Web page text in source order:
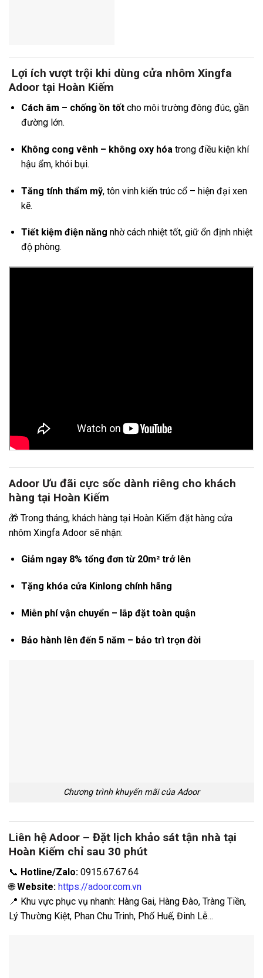
Lợi ích vượt trội khi dùng cửa nhôm Xingfa
Adoor tại Hoàn Kiếm
Cách âm – chống ồn tốtcho môi trường đông đúc, gần
đường lớn.
Không cong vênh – không oxy hóatrong điều kiện khí
hậu ẩm, khói bụi.
Tăng tính thẩm mỹ, tôn vinh kiến trúc cổ – hiện đại xen
kẽ.
Tiết kiệm điện năng nhờ cách nhiệt tốt, giữ ổn định nhiệt
độ phòng.
Adoor Ưu đãi cực sốc dành riêng cho khách
hàng tại Hoàn Kiếm
🎁 Trong tháng, khách hàng tại Hoàn Kiếm đặt hàng cửa
nhôm Xingfa Adoor sẽ nhận:
Giảm ngay 8% tổng đơn từ 20m² trở lên
Tặng khóa cửa Kinlong chính hãng
Miễn phí vận chuyển – lắp đặt toàn quận
Bảo hành lên đến 5 năm – bảo trì trọn đời
Chương trình khuyến mãi của Adoor
Liên hệ Adoor – Đặt lịch khảo sát tận nhà tại
Hoàn Kiếm chỉ sau 30 phút
📞 Hotline/Zalo: 0915.67.67.64
🌐Website: https://adoor.com.vn
📍 Khu vực phục vụ nhanh: Hàng Gai, Hàng Đào, Tràng Tiền,
Lý Thường Kiệt, Phan Chu Trinh, Phố Huế, Đinh Lễ…